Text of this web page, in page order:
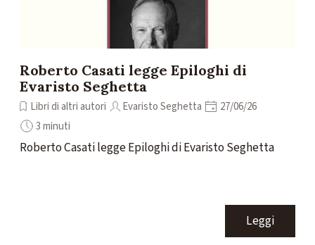
Roberto Casati legge Epiloghi di
Evaristo Seghetta
Libri di altri autori Evaristo Seghetta
27/06/26
3 minuti
Roberto Casati legge Epiloghi di Evaristo Seghetta
Leggi